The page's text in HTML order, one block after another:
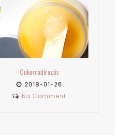
vagy a szakmában és még nem…
2018-08-26
No Comment